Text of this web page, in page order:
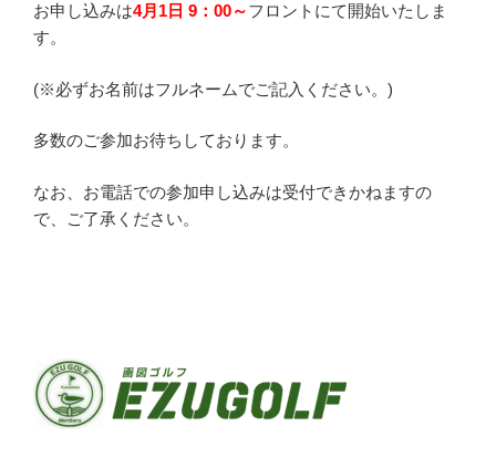
お申し込みは4月1日 9：00～フロントにて開始いたしま
す。
(※必ずお名前はフルネームでご記入ください。)
多数のご参加お待ちしております。
なお、お電話での参加申し込みは受付できかねますの
で、ご了承ください。